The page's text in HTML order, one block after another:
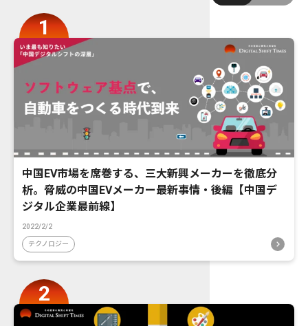
中国EV市場を席巻する、三大新興メーカーを徹底分
析。脅威の中国EVメーカー最新事情・後編【中国デ
ジタル企業最前線】
2022/2/2
テクノロジー